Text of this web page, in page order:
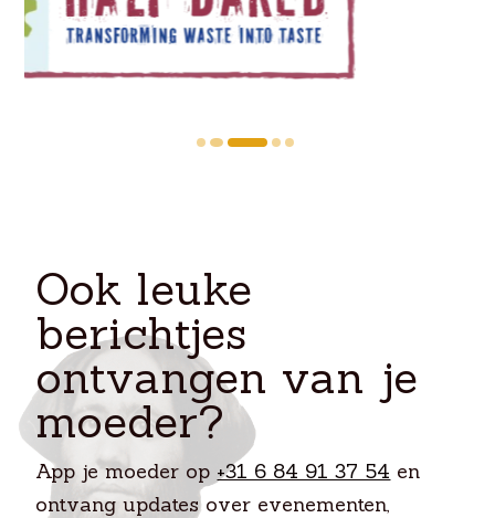
Ook leuke
berichtjes
ontvangen van je
moeder?
App je moeder op +31 6 84 91 37 54 en
ontvang updates over evenementen,